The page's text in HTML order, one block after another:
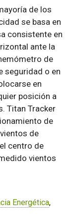
de los
se basa en
consistente en
ante la
de
seguridad o en
en
posición a
Titan Tracker
de
de
centro de
vientos
Energética,